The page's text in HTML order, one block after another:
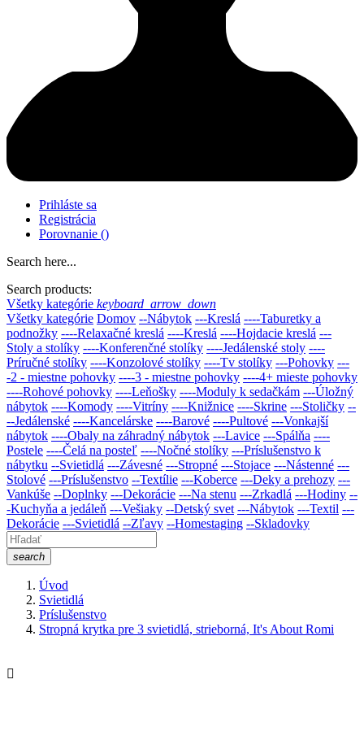
Prihláste sa
Registrácia
Porovnanie ()
Search here...
Search products:
Všetky kategórie keyboard_arrow_down
Všetky kategórie Domov --Nábytok ---Kreslá ----Taburetky a
podnožky ----Relaxačné kreslá ----Kreslá ----Hojdacie kreslá ---
Stoly a stolíky ----Konferenčné stolíky ----Jedálenské stoly ----
Príručné stolíky ----Konzolové stolíky ----Tv stolíky ---Pohovky ---
-2 - miestne pohovky ----3 - miestne pohovky ----4+ mieste pohovky
----Rohové pohovky ----Leňošky ----Moduly k sedačkám ---Úložný
nábytok ----Komody ----Vitríny ----Knižnice ----Skrine ---Stoličky --
--Jedálenské ----Kancelárske ----Barové ----Pultové ---Vonkajší
nábytok ----Obaly na záhradný nábytok ---Lavice ---Spálňa ----
Postele ----Čelá na posteľ ----Nočné stolíky ---Príslušenstvo k
nábytku --Svietidlá ---Závesné ---Stropné ---Stojace ---Nástenné ---
Stolové ---Príslušenstvo --Textílie ---Koberce ---Deky a prehozy ---
Vankúše --Doplnky ---Dekorácie ---Na stenu ---Zrkadlá ---Hodiny --
-Kuchyňa a jedáleň ---Vešiaky --Detský svet ---Nábytok ---Textil ---
Dekorácie ---Svietidlá --Zľavy --Homestaging --Skladovky
search
Úvod
Svietidlá
Príslušenstvo
Stropná krytka pre 3 svietidlá, strieborná, It's About Romi
